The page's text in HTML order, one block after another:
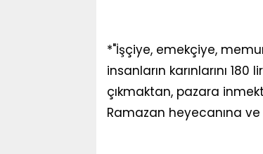
*"İşçiye, emekçiye,
insanların karınlarını
çıkmaktan, pazara
Ramazan heyecanına